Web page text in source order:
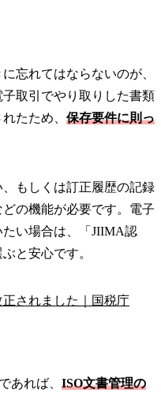
忘れてはならないのが、
取引でやり取りした書類
たため、 保存要件に則っ
もしくは訂正履歴の記録
の機能が必要です。電子
い場合は、「JIIMA認
と安心です。
されました｜国税庁
あれば、 ISO文書管理の